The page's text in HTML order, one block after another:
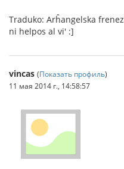
Traduko: Arĥangelska
ni helpos al vi' :]
vincas (Показать профиль)
11 мая 2014 г., 14:58:57